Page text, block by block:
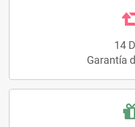
14
Garantía